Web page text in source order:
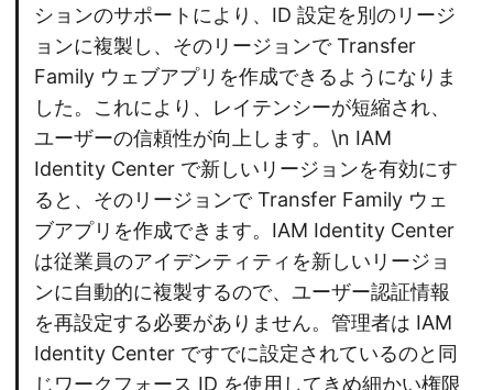
ションのサポートにより、ID 設定を別のリージ
ョンに複製し、そのリージョンで Transfer
Family ウェブアプリを作成できるようになりま
した。これにより、レイテンシーが短縮され、
ユーザーの信頼性が向上します。\n IAM
Identity Center で新しいリージョンを有効にす
ると、そのリージョンで Transfer Family ウェ
ブアプリを作成できます。IAM Identity Center
は従業員のアイデンティティを新しいリージョ
ンに自動的に複製するので、ユーザー認証情報
を再設定する必要がありません。管理者は IAM
Identity Center ですでに設定されているのと同
じワークフォース ID を使用してきめ細かい権限